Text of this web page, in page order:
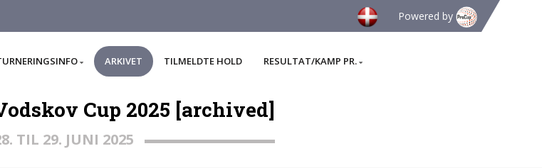
Powered by
ARKIVET TILMELDTE HOLD RESULTAT/KAMP PR.
Cup 2025 [archived]
TIL 29. JUNI 2025